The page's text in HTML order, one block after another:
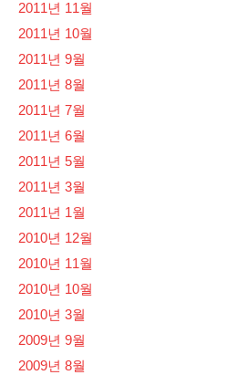
2011년 11월
2011년 10월
2011년 9월
2011년 8월
2011년 7월
2011년 6월
2011년 5월
2011년 3월
2011년 1월
2010년 12월
2010년 11월
2010년 10월
2010년 3월
2009년 9월
2009년 8월